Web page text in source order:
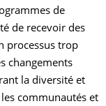
de
de recevoir des
processus trop
changements
la diversité et
communautés et